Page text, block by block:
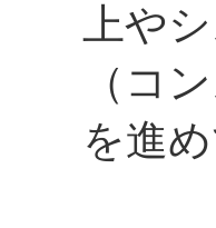
上や
（コ
を進